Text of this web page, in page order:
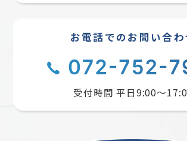
お電話でのお問い合わ
受付時間 平日9:00〜